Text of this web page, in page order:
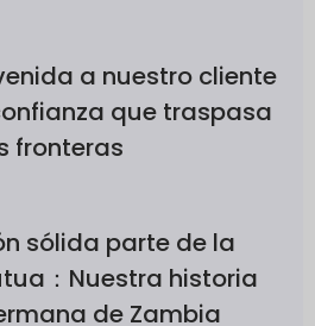
a nuestro cliente
que traspasa
fronteras
sólida parte de la
：Nuestra historia
de Zambia